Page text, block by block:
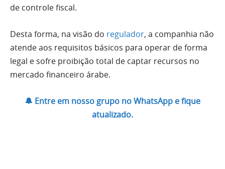
de controle fiscal.
Desta forma, na visão do regulador, a companhia não
atende aos requisitos básicos para operar de forma
legal e sofre proibição total de captar recursos no
mercado financeiro árabe.
🔔 Entre em nosso grupo no WhatsApp e fique
atualizado.